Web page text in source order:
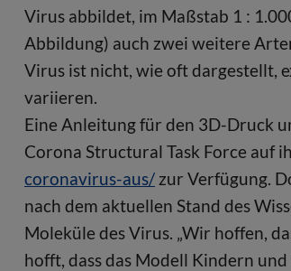
Virus abbildet, im Maßstab 1 :
Abbildung) auch zwei weitere
Virus ist nicht, wie oft dargestellt,
variieren.
Eine Anleitung für den 3D-Druck
Corona Structural Task Force auf
coronavirus-aus/ zur Verfügung.
nach dem aktuellen Stand des
Moleküle des Virus. „Wir hoffen,
hofft, dass das Modell Kindern